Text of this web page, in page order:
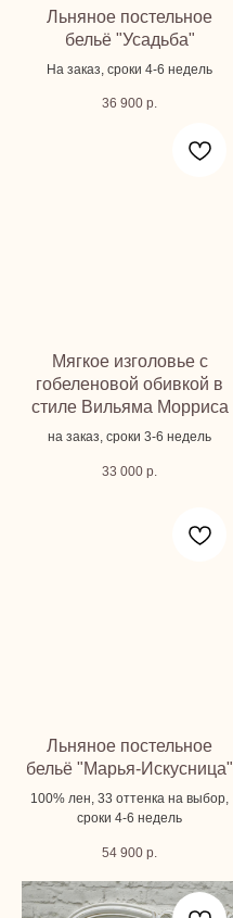
Льняное постельное
бельё "Усадьба"
На заказ, сроки 4-6 недель
36 900 р.
Мягкое изголовье с
гобеленовой обивкой в
стиле Вильяма Морриса
на заказ, сроки 3-6 недель
33 000 р.
Льняное постельное
бельё "Марья-Искусница"
100% лен, 33 оттенка на выбор,
сроки 4-6 недель
54 900 р.